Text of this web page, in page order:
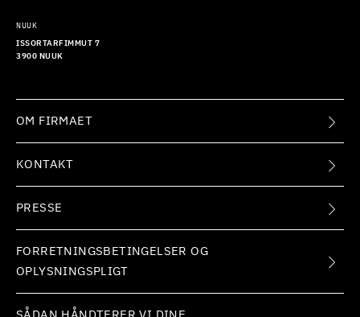
NUUK
ISSORTARFIMMUT 7
3900 NUUK
OM FIRMAET
KONTAKT
PRESSE
FORRETNINGSBETINGELSER OG
OPLYSNINGSPLIGT